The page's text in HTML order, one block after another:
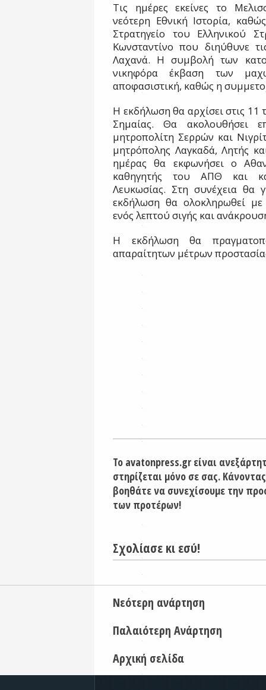
Τις ημέρες εκείνες το
νεότερη Εθνική Ιστορία,
Στρατηγείο του Ελληνικού
Κωνσταντίνο που διηύθυνε
Λαχανά. Η συμβολή των
νικηφόρα έκβαση των
αποφασιστική, καθώς η
Η εκδήλωση θα αρχίσει στις 11
Σημαίας. Θα ακολουθήσει
μητροπολίτη Σερρών και
μητρόπολης Λαγκαδά, Λητής
ημέρας θα εκφωνήσει ο
καθηγητής του ΑΠΘ και
Λευκωσίας. Στη συνέχεια θα
εκδήλωση θα ολοκληρωθεί
ενός λεπτού σιγής και
Η εκδήλωση θα
απαραίτητων μέτρων
Το avatonpress.gr είναι
στηρίζεται μόνο σε σας.
βοηθάτε να συνεχίσουμε την
των προτέρων!
Σχολίασε κι εσύ!
Νεότερη ανάρτηση
Παλαιότερη Ανάρτηση
Αρχική σελίδα